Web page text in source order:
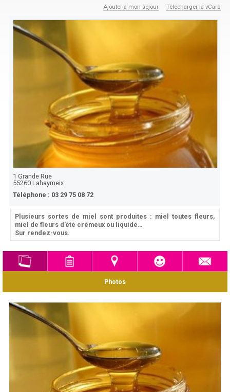
Ajouter à mon séjour Télécharger la vCard
1 Grande Rue
55260Lahaymeix
Téléphone : 03 29 75 08 72
Plusieurs sortes de miel sont produites : miel toutes fleurs,
miel de fleurs d’été crémeux ou liquide…
Sur rendez-vous.
Photos